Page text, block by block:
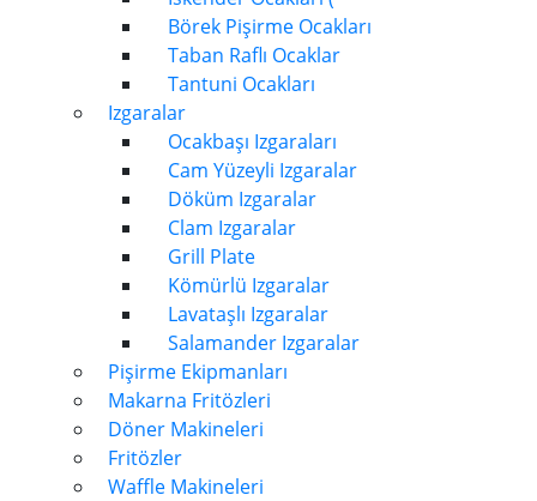
Börek Pişirme Ocakları
Taban Raflı Ocaklar
Tantuni Ocakları
Izgaralar
Ocakbaşı Izgaraları
Cam Yüzeyli Izgaralar
Döküm Izgaralar
Clam Izgaralar
Grill Plate
Kömürlü Izgaralar
Lavataşlı Izgaralar
Salamander Izgaralar
Pişirme Ekipmanları
Makarna Fritözleri
Döner Makineleri
Fritözler
Waffle Makineleri